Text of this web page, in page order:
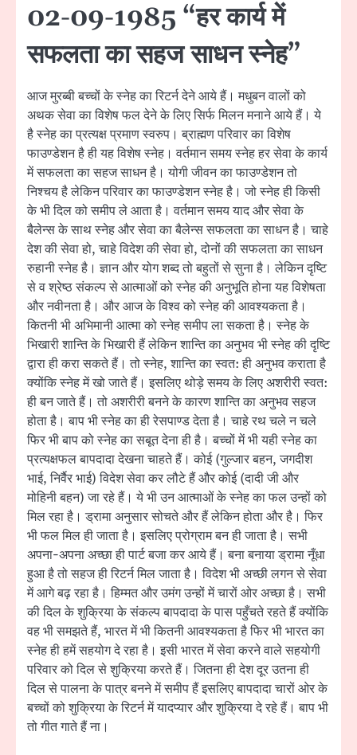
02-09-1985 “हर कार्य में
सफलता का सहज साधन स्नेह”
आज मुरब्बी बच्चों के स्नेह का रिटर्न देने आये हैं। मधुबन वालों को
अथक सेवा का विशेष फल देने के लिए सिर्फ मिलन मनाने आये हैं। ये
है स्नेह का प्रत्यक्ष प्रमाण स्वरुप। ब्राह्मण परिवार का विशेष
फाउण्डेशन है ही यह विशेष स्नेह। वर्तमान समय स्नेह हर सेवा के कार्य
में सफलता का सहज साधन है। योगी जीवन का फाउण्डेशन तो
निश्चय है लेकिन परिवार का फाउण्डेशन स्नेह है। जो स्नेह ही किसी
के भी दिल को समीप ले आता है। वर्तमान समय याद और सेवा के
बैलेन्स के साथ स्नेह और सेवा का बैलेन्स सफलता का साधन है। चाहे
देश की सेवा हो, चाहे विदेश की सेवा हो, दोनों की सफलता का साधन
रुहानी स्नेह है। ज्ञान और योग शब्द तो बहुतों से सुना है। लेकिन दृष्टि
से व श्रेष्ठ संकल्प से आत्माओं को स्नेह की अनुभूति होना यह विशेषता
और नवीनता है। और आज के विश्व को स्नेह की आवश्यकता है।
कितनी भी अभिमानी आत्मा को स्नेह समीप ला सकता है। स्नेह के
भिखारी शान्ति के भिखारी हैं लेकिन शान्ति का अनुभव भी स्नेह की दृष्टि
द्वारा ही करा सकते हैं। तो स्नेह, शान्ति का स्वत: ही अनुभव कराता है
क्योंकि स्नेह में खो जाते हैं। इसलिए थोड़े समय के लिए अशरीरी स्वत:
ही बन जाते हैं। तो अशरीरी बनने के कारण शान्ति का अनुभव सहज
होता है। बाप भी स्नेह का ही रेसपाण्ड देता है। चाहे रथ चले न चले
फिर भी बाप को स्नेह का सबूत देना ही है। बच्चों में भी यही स्नेह का
प्रत्यक्षफल बापदादा देखना चाहते हैं। कोई (गुल्जार बहन, जगदीश
भाई, निर्वैर भाई) विदेश सेवा कर लौटे हैं और कोई (दादी जी और
मोहिनी बहन) जा रहे हैं। ये भी उन आत्माओं के स्नेह का फल उन्हों को
मिल रहा है। ड्रामा अनुसार सोचते और हैं लेकिन होता और है। फिर
भी फल मिल ही जाता है। इसलिए प्रोग्राम बन ही जाता है। सभी
अपना-अपना अच्छा ही पार्ट बजा कर आये हैं। बना बनाया ड्रामा नूँधा
हुआ है तो सहज ही रिटर्न मिल जाता है। विदेश भी अच्छी लगन से सेवा
में आगे बढ़ रहा है। हिम्मत और उमंग उन्हों में चारों ओर अच्छा है। सभी
की दिल के शुक्रिया के संकल्प बापदादा के पास पहुँचते रहते हैं क्योंकि
वह भी समझते हैं, भारत में भी कितनी आवश्यकता है फिर भी भारत का
स्नेह ही हमें सहयोग दे रहा है। इसी भारत में सेवा करने वाले सहयोगी
परिवार को दिल से शुक्रिया करते हैं। जितना ही देश दूर उतना ही
दिल से पालना के पात्र बनने में समीप हैं इसलिए बापदादा चारों ओर के
बच्चों को शुक्रिया के रिटर्न में यादप्यार और शुक्रिया दे रहे हैं। बाप भी
तो गीत गाते हैं ना।